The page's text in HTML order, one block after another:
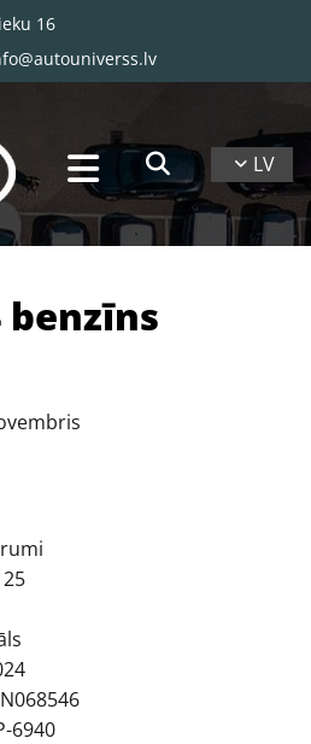
16
LV
benzīns
6940